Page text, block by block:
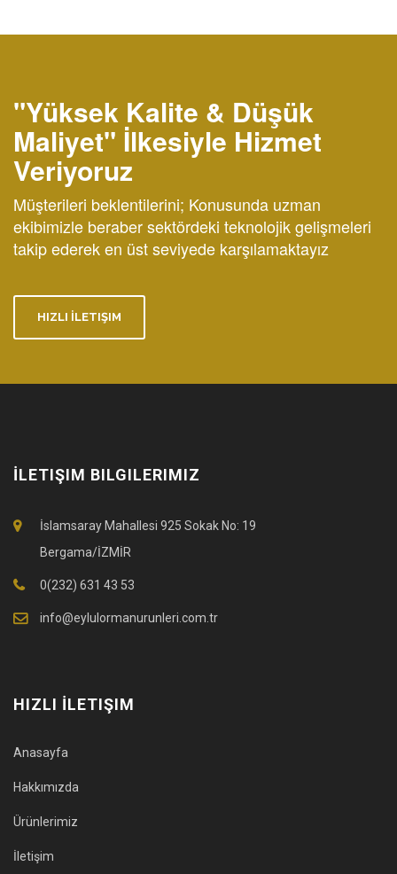
"Yüksek Kalite & Düşük
Maliyet" İlkesiyle Hizmet
Veriyoruz
Müşterileri beklentilerini; Konusunda uzman
ekibimizle beraber sektördeki teknolojik gelişmeleri
takip ederek en üst seviyede karşılamaktayız
HIZLI İLETIŞIM
İLETIŞIM BILGILERIMIZ
İslamsaray Mahallesi 925 Sokak No: 19
Bergama/İZMİR
0(232) 631 43 53
info@eylulormanurunleri.com.tr
HIZLI İLETIŞIM
Anasayfa
Hakkımızda
Ürünlerimiz
İletişim